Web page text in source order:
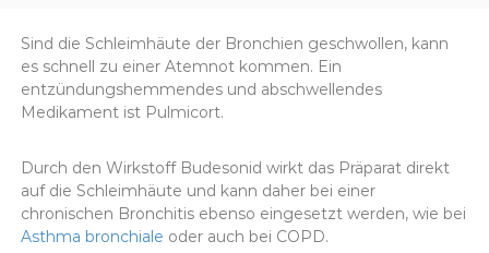
n
e
R
e
e
p
t
R
e
e
p
Sind die Schleimhäute der Bronchien geschwollen, kann
es schnell zu einer Atemnot kommen. Ein
entzündungshemmendes und abschwellendes
Medikament ist Pulmicort.
Durch den Wirkstoff Budesonid wirkt das Präparat direkt
auf die Schleimhäute und kann daher bei einer
chronischen Bronchitis ebenso eingesetzt werden, wie bei
Asthma bronchiale oder auch bei COPD.